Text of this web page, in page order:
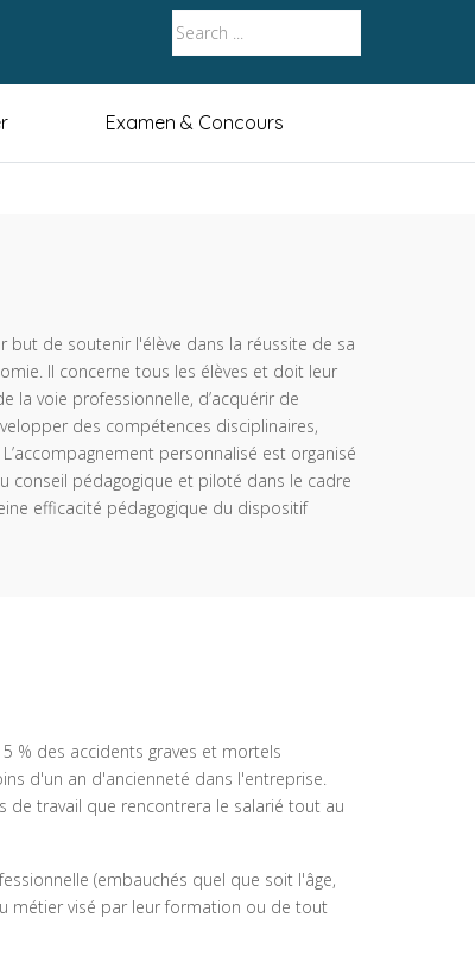
Examen & Concours
de soutenir l'élève dans la réussite de sa
Il concerne tous les élèves et doit leur
la voie professionnelle, d’acquérir de
des compétences disciplinaires,
personnalisé est organisé
conseil pédagogique et piloté dans le cadre
efficacité pédagogique du dispositif
% des accidents graves et mortels
d'un an d'ancienneté dans l'entreprise.
de travail que rencontrera le salarié tout au
(embauchés quel que soit l'âge,
métier visé par leur formation ou de tout